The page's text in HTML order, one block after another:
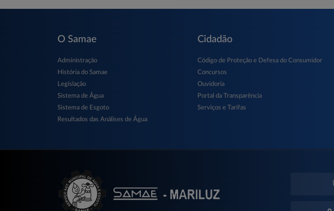
O Samae
Administração
História do Samae
Legislação
Sistema de Água
Sistema de Esgoto
Resultados das Análises de Água
Cidadão
Código de Proteção e Defesa do Consumidor
Concursos
Ouvidoria
Portal da Transparência
Serviços e Tarifas